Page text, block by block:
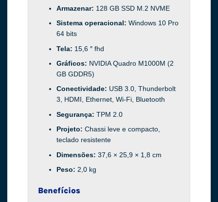
Armazenar: 128 GB SSD M.2 NVME
Sistema operacional: Windows 10 Pro
64 bits
Tela: 15,6 ″ fhd
Gráficos: NVIDIA Quadro M1000M (2
GB GDDR5)
Conectividade: USB 3.0, Thunderbolt
3, HDMI, Ethernet, Wi-Fi, Bluetooth
Segurança: TPM 2.0
Projeto: Chassi leve e compacto,
teclado resistente
Dimensões: 37,6 × 25,9 × 1,8 cm
Peso: 2,0 kg
Benefícios